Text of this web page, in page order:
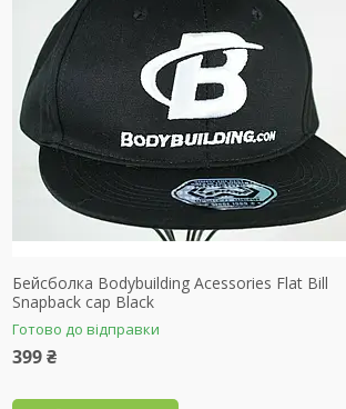
Бейсболка Bodybuilding Acessories Flat Bill
Snapback cap Black
Готово до відправки
399 ₴